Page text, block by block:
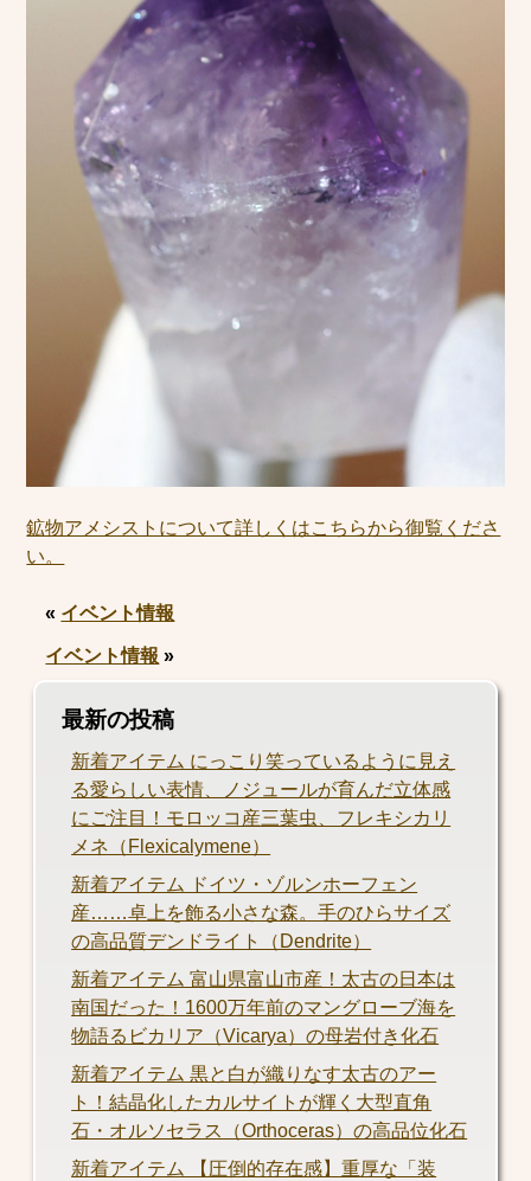
鉱物アメシストについて詳しくはこちらから御覧くださ
い。
« イベント情報
イベント情報 »
最新の投稿
新着アイテム にっこり笑っているように見え
る愛らしい表情、ノジュールが育んだ立体感
にご注目！モロッコ産三葉虫、フレキシカリ
メネ（Flexicalymene）
新着アイテム ドイツ・ゾルンホーフェン
産……卓上を飾る小さな森。手のひらサイズ
の高品質デンドライト（Dendrite）
新着アイテム 富山県富山市産！太古の日本は
南国だった！1600万年前のマングローブ海を
物語るビカリア（Vicarya）の母岩付き化石
新着アイテム 黒と白が織りなす太古のアー
ト！結晶化したカルサイトが輝く大型直角
石・オルソセラス（Orthoceras）の高品位化石
新着アイテム 【圧倒的存在感】重厚な「装